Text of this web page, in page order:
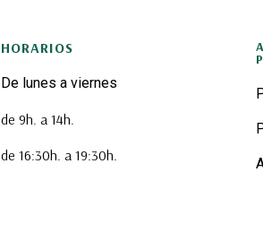
HORARIOS
De lunes a viernes
de 9h. a 14h.
de 16:30h. a 19:30h.